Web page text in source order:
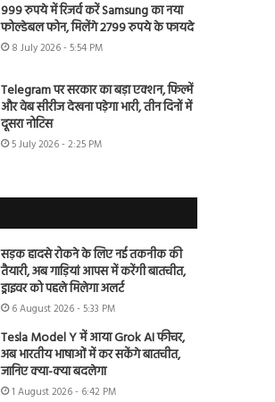
999 रुपये में रिजर्व करें Samsung का नया
फोल्डेबल फोन, मिलेंगे 2799 रुपये के फायदे
8 July 2026 - 5:54 PM
Telegram पर सरकार का बड़ा एक्शन, फिल्में
और वेब सीरीज देखना पड़ेगा भारी, तीन दिनों में
दूसरा नोटिस
5 July 2026 - 2:25 PM
सड़क हादसे रोकने के लिए नई तकनीक की
तैयारी, अब गाड़ियां आपस में करेंगी बातचीत,
ड्राइवर को पहले मिलेगा अलर्ट
6 August 2026 - 5:33 PM
Tesla Model Y में आया Grok AI फीचर,
अब भारतीय भाषाओं में कर सकेंगे बातचीत,
जानिए क्या-क्या बदलेगा
1 August 2026 - 6:42 PM